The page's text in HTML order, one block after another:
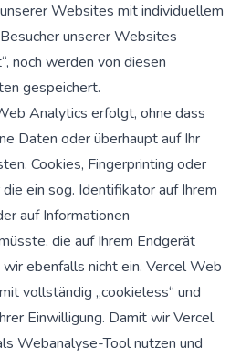
Websites mit individuellem
unserer Websites
noch werden von diesen
gespeichert.
Analytics erfolgt, ohne dass
Daten oder überhaupt auf Ihr
Cookies, Fingerprinting oder
ein sog. Identifikator auf Ihrem
auf Informationen
die auf Ihrem Endgerät
ebenfalls nicht ein. Vercel Web
vollständig „cookieless“ und
Einwilligung. Damit wir Vercel
Webanalyse-Tool nutzen und